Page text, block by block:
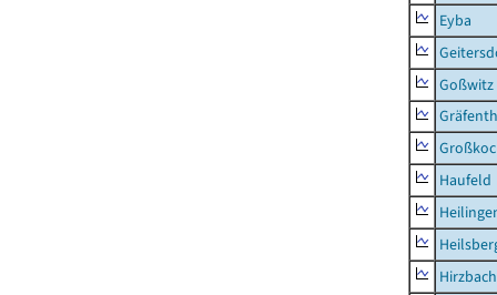
Eyba
Goßwitz
Haufeld
Hirzbach